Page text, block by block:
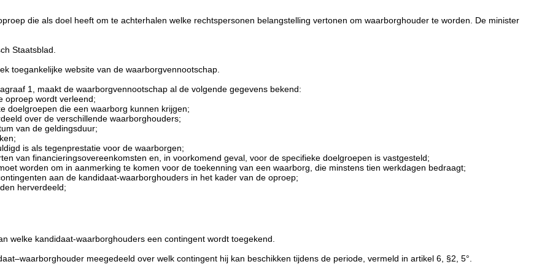
die als doel heeft om te achterhalen welke rechtspersonen belangstelling vertonen om waarborghouder te worden. De minister
Staatsblad.
toegankelijke website van de waarborgvennootschap.
1, maakt de waarborgvennootschap al de volgende gegevens bekend:
oproep wordt verleend;
doelgroepen die een waarborg kunnen krijgen;
over de verschillende waarborghouders;
van de geldingsduur;
is als tegenprestatie voor de waarborgen;
van financieringsovereenkomsten en, in voorkomend geval, voor de specifieke doelgroepen is vastgesteld;
worden om in aanmerking te komen voor de toekenning van een waarborg, die minstens tien werkdagen bedraagt;
aan de kandidaat-waarborghouders in het kader van de oproep;
herverdeeld;
welke kandidaat-waarborghouders een contingent wordt toegekend.
meegedeeld over welk contingent hij kan beschikken tijdens de periode, vermeld in artikel 6, §2, 5°.